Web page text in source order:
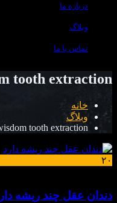
درباره ما
وبلاگ
تماس با ما
tooth extraction
خانه
وبلاگ
tooth extraction
۲۰
دندان عقل چند ریشه